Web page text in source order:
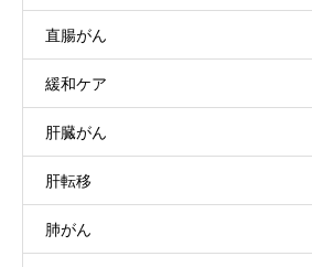
直腸がん
緩和ケア
肝臓がん
肝転移
肺がん